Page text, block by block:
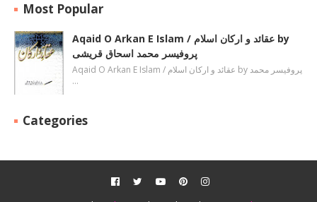
Most Popular
Aqaid O Arkan E Islam / عقائد و ارکان اسلام by
پروفیسر محمد اسحاق قریشی
Aqaid O Arkan E Islam / عقائد و ارکان اسلام by پروفیسر محمد
…
Categories